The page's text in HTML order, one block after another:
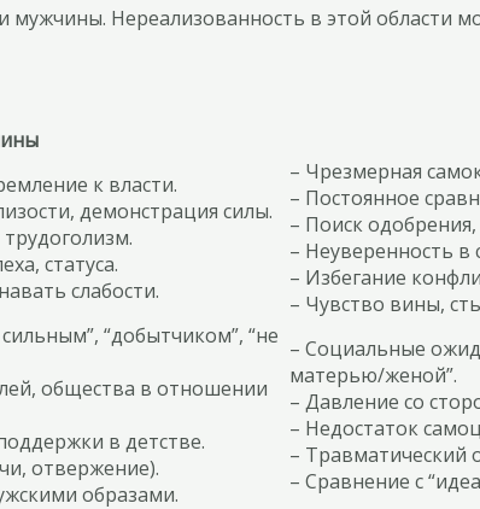
Нереализованность в этой области
к власти.
демонстрация силы.
статуса.
слабости.
– Чрезмерная
– Постоянное
– Поиск
– Неуверенность в
– Избегание
– Чувство вины,
“добытчиком”, “не
общества в отношении
в детстве.
отвержение).
образами.
– Социальные
матерью/женой”.
– Давление со
– Недостаток
– Травматический
– Сравнение с